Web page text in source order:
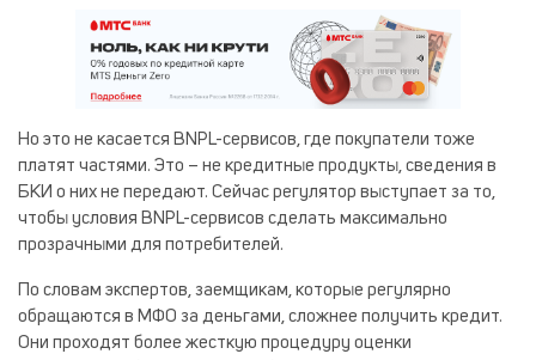
Но это не касается BNPL-сервисов, где покупатели тоже
платят частями. Это – не кредитные продукты, сведения в
БКИ о них не передают. Сейчас регулятор выступает за то,
чтобы условия BNPL-сервисов сделать максимально
прозрачными для потребителей.
По словам экспертов, заемщикам, которые регулярно
обращаются в МФО за деньгами, сложнее получить кредит.
Они проходят более жесткую процедуру оценки